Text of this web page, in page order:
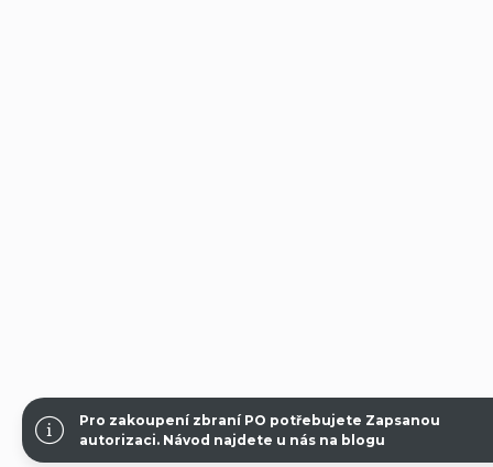
Pro zakoupení zbraní PO potřebujete Zapsanou
autorizaci. Návod najdete u nás na blogu